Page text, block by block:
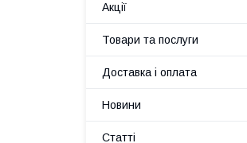
Акції
Товари та послуги
Доставка і оплата
Новини
Статті